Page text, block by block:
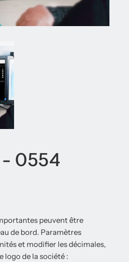
- 0554
peuvent être
de bord. Paramètres
et modifier les décimales,
logo de la société :